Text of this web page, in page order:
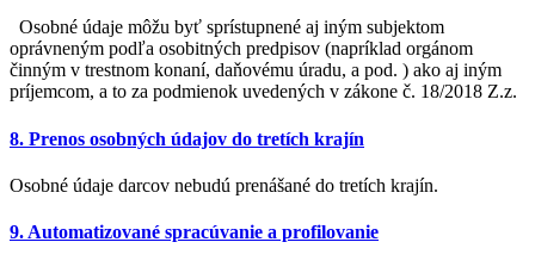
Osobné údaje môžu byť sprístupnené aj iným subjektom
oprávneným podľa osobitných predpisov (napríklad orgánom
činným v trestnom konaní, daňovému úradu, a pod. ) ako aj iným
príjemcom, a to za podmienok uvedených v zákone č. 18/2018 Z.z.
8. Prenos osobných údajov do tretích krajín
Osobné údaje darcov nebudú prenášané do tretích krajín.
9. Automatizované spracúvanie a profilovanie